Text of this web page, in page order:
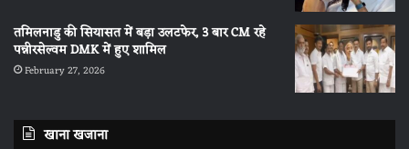
तमिलनाडु की सियासत में बड़ा उलटफेर, 3 बार CM रहे
पन्नीरसेल्वम DMK में हुए शामिल
February 27, 2026
खाना खजाना